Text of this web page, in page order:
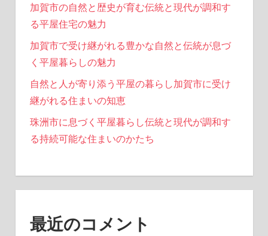
加賀市の自然と歴史が育む伝統と現代が調和す
る平屋住宅の魅力
加賀市で受け継がれる豊かな自然と伝統が息づ
く平屋暮らしの魅力
自然と人が寄り添う平屋の暮らし加賀市に受け
継がれる住まいの知恵
珠洲市に息づく平屋暮らし伝統と現代が調和す
る持続可能な住まいのかたち
最近のコメント